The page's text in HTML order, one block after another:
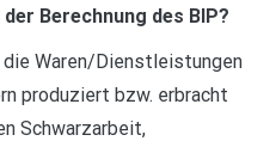
Berechnung des BIP?
Waren/Dienstleistungen
produziert bzw. erbracht
Schwarzarbeit,